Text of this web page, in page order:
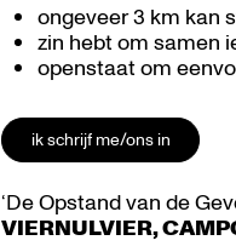
ongeveer 3 km kan
zin hebt om samen
openstaat om
ik schrijf me/ons in
‘De Opstand van de
VIERNULVIER,